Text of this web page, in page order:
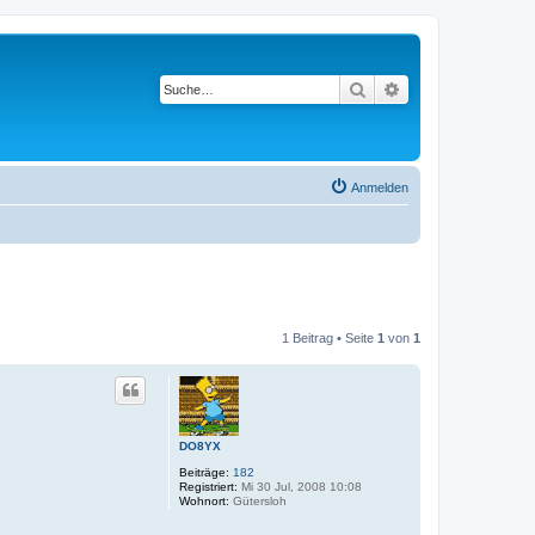
Suche
Anmelden
1 Beitrag • Seite 1 von 1
DO8YX
Beiträge: 182
Registriert: Mi 30 Jul, 2008 10:08
Wohnort: Gütersloh